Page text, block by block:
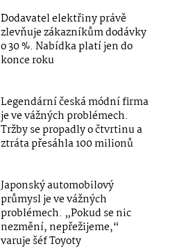
Dodavatel elektřiny právě
zlevňuje zákazníkům dodávky
o 30 %. Nabídka platí jen do
konce roku
Legendární česká módní firma
je ve vážných problémech.
Tržby se propadly o čtvrtinu a
ztráta přesáhla 100 milionů
Japonský automobilový
průmysl je ve vážných
problémech. „Pokud se nic
nezmění, nepřežijeme,“
varuje šéf Toyoty